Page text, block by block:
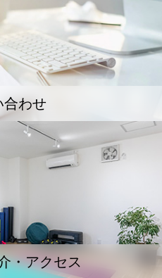
合わせ
・アクセス